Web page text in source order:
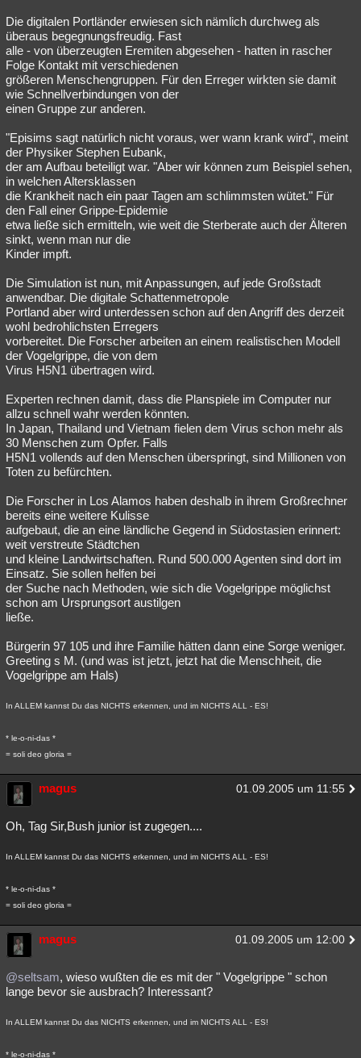
Die digitalen Portländer erwiesen sich nämlich durchweg als
überaus begegnungsfreudig. Fast
alle - von überzeugten Eremiten abgesehen - hatten in rascher
Folge Kontakt mit verschiedenen
größeren Menschengruppen. Für den Erreger wirkten sie damit
wie Schnellverbindungen von der
einen Gruppe zur anderen.
"Episims sagt natürlich nicht voraus, wer wann krank wird", meint
der Physiker Stephen Eubank,
der am Aufbau beteiligt war. "Aber wir können zum Beispiel sehen,
in welchen Altersklassen
die Krankheit nach ein paar Tagen am schlimmsten wütet." Für
den Fall einer Grippe-Epidemie
etwa ließe sich ermitteln, wie weit die Sterberate auch der Älteren
sinkt, wenn man nur die
Kinder impft.
Die Simulation ist nun, mit Anpassungen, auf jede Großstadt
anwendbar. Die digitale Schattenmetropole
Portland aber wird unterdessen schon auf den Angriff des derzeit
wohl bedrohlichsten Erregers
vorbereitet. Die Forscher arbeiten an einem realistischen Modell
der Vogelgrippe, die von dem
Virus H5N1 übertragen wird.
Experten rechnen damit, dass die Planspiele im Computer nur
allzu schnell wahr werden könnten.
In Japan, Thailand und Vietnam fielen dem Virus schon mehr als
30 Menschen zum Opfer. Falls
H5N1 vollends auf den Menschen überspringt, sind Millionen von
Toten zu befürchten.
Die Forscher in Los Alamos haben deshalb in ihrem Großrechner
bereits eine weitere Kulisse
aufgebaut, die an eine ländliche Gegend in Südostasien erinnert:
weit verstreute Städtchen
und kleine Landwirtschaften. Rund 500.000 Agenten sind dort im
Einsatz. Sie sollen helfen bei
der Suche nach Methoden, wie sich die Vogelgrippe möglichst
schon am Ursprungsort austilgen
ließe.
Bürgerin 97 105 und ihre Familie hätten dann eine Sorge weniger.
Greeting s M. (und was ist jetzt, jetzt hat die Menschheit, die
Vogelgrippe am Hals)
In ALLEM kannst Du das NICHTS erkennen, und im NICHTS ALL - ES!
* le-o-ni-das *
= soli deo gloria =
magus 01.09.2005 um 11:55
Oh, Tag Sir,Bush junior ist zugegen....
In ALLEM kannst Du das NICHTS erkennen, und im NICHTS ALL - ES!
* le-o-ni-das *
= soli deo gloria =
magus 01.09.2005 um 12:00
@seltsam, wieso wußten die es mit der " Vogelgrippe " schon
lange bevor sie ausbrach? Interessant?
In ALLEM kannst Du das NICHTS erkennen, und im NICHTS ALL - ES!
* le-o-ni-das *